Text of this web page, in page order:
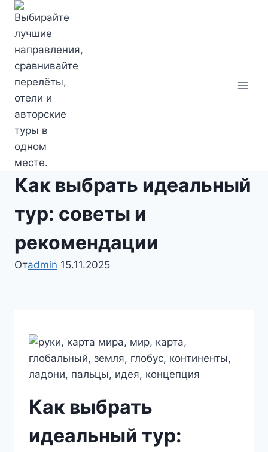
Перейти
содержимому
Как выбрать идеальный
тур: советы и
рекомендации
Отadmin 15.11.2025
Как выбрать
идеальный тур: